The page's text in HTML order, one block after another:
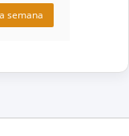
semana